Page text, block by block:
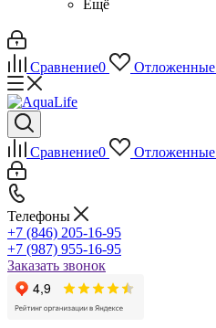
Ещё
Сравнение0 Отложенные
Сравнение0 Отложенные
Телефоны
+7 (846) 205-16-95
+7 (987) 955-16-95
Заказать звонок